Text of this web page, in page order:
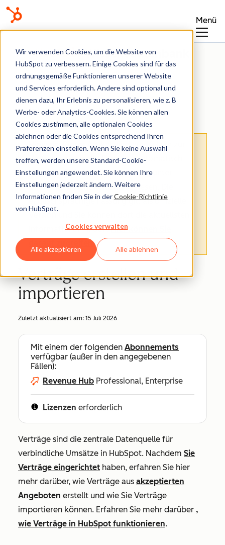
Wir verwenden Cookies, um die Website von
HubSpot zu verbessern. Einige Cookies sind für das
ordnungsgemäße Funktionieren unserer Website
und Services erforderlich. Andere sind optional und
dienen dazu, Ihr Erlebnis zu personalisieren, wie z. B
Werbe- oder Analytics-Cookies. Sie können allen
Cookies zustimmen, alle optionalen Cookies
ablehnen oder die Cookies entsprechend Ihren
Präferenzen einstellen. Wenn Sie keine Auswahl
treffen, werden unsere Standard-Cookie-
Einstellungen angewendet. Sie können Ihre
Einstellungen jederzeit ändern. Weitere
Informationen finden Sie in derCookie-Richtlinie
von HubSpot.
Cookies verwalten
Alle akzeptieren Alle ablehnen
Menü
Wissensdatenbank
Verträge
: Dieser Artikel wird aus Kulanz zur
Verfügung gestellt.Er wurde automatisch
mit einer Software übersetzt und unter
Umständen nicht korrekturgelesen. Die
englischsprachige Fassung gilt als offizielle
Version und Sie können dort die aktuellsten
Informationen finden.Hier können Sie
darauf zugreifen.
Verträge erstellen und
importieren
Zuletzt aktualisiert am: 15 Juli 2026
Mit einem der folgenden Abonnements
verfügbar (außer in den angegebenen
Fällen):
Revenue Hub Professional, Enterprise
Lizenzen erforderlich
Verträge sind die zentrale Datenquelle für
verbindliche Umsätze in HubSpot. Nachdem Sie
Verträge eingerichtet haben, erfahren Sie hier
mehr darüber, wie Verträge aus akzeptierten
Angeboten erstellt und wie Sie Verträge
importieren können. Erfahren Sie mehr darüber ,
wie Verträge in HubSpot funktionieren.